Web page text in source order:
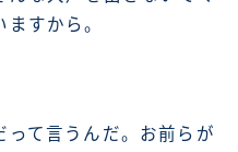
すから。
て言うんだ。お前らが